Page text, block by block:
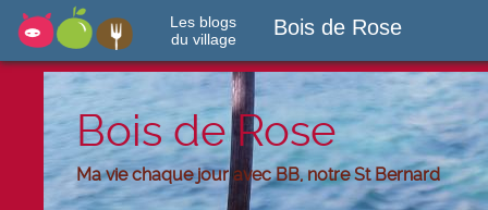
Les blogs
du village
Bois de Rose
Bois de Rose
Ma vie chaque jour avec BB, notre St Bernard